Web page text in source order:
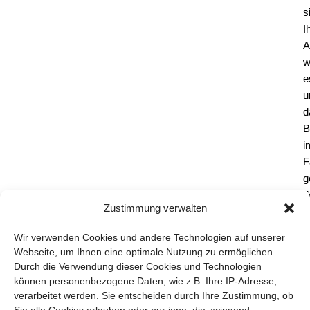
Zustimmung verwalten
Wir verwenden Cookies und andere Technologien auf unserer
Webseite, um Ihnen eine optimale Nutzung zu ermöglichen.
Durch die Verwendung dieser Cookies und Technologien
können personenbezogene Daten, wie z.B. Ihre IP-Adresse,
verarbeitet werden. Sie entscheiden durch Ihre Zustimmung, ob